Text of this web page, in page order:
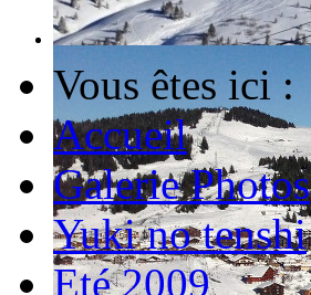
Vous êtes ici :
Accueil
Galerie Photos
Yuki no tenshi
Eté 2009